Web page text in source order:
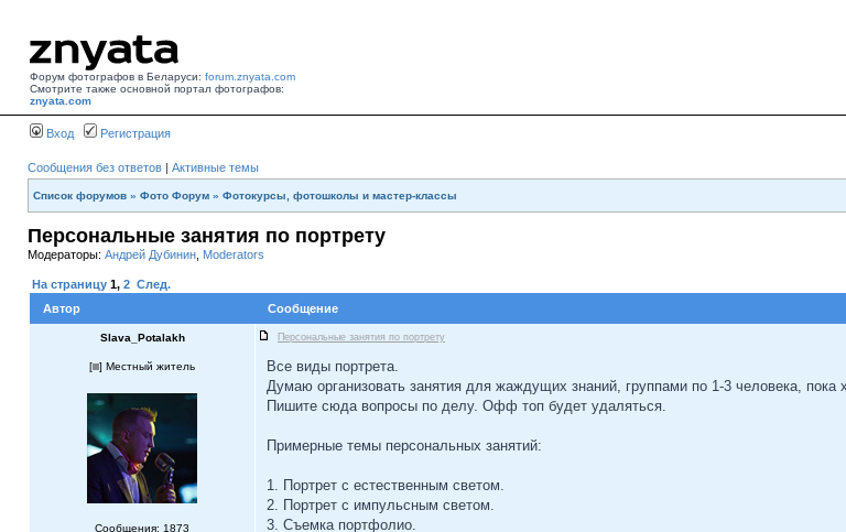
Форум фотографов в Беларуси: forum.znyata.com
Смотрите также основной портал фотографов:
znyata.com
Вход Регистрация
Сообщения без ответов | Активные темы
Список форумов » Фото Форум » Фотокурсы, фотошколы и мастер-классы
Персональные занятия по портрету
Модераторы: Андрей Дубинин Moderators
На страницу 1, 2 След.
Автор
Сообщение
Slava_Potalakh Персональные занятия по портрету
[ ] Местный житель
Сообщения: 1873
Все виды портрета.
Думаю организовать занятия для жаждущих знаний, группами по 1-3 человека,
Пишите сюда вопросы по делу. Офф топ будет удаляться.
Примерные темы персональных занятий:
1. Портрет с естественным светом.
2. Портрет с импульсным светом.
3. Съемка портфолио.